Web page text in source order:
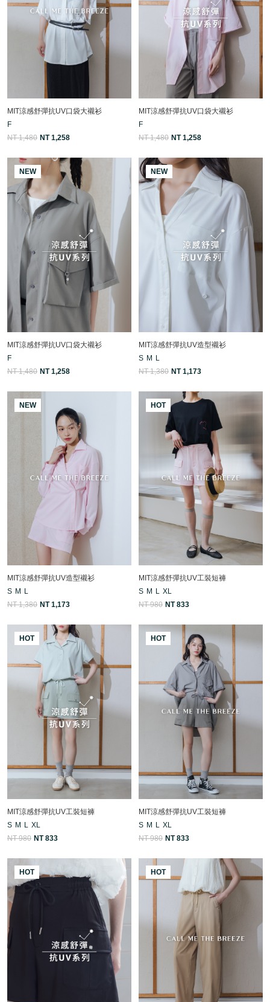
MIT涼感舒彈抗UV口袋大襯衫
F
NT 1,480 NT 1,258
MIT涼感舒彈抗UV口袋大襯衫
F
NT 1,480 NT 1,258
NEW
MIT涼感舒彈抗UV口袋大襯衫
F
NT 1,480 NT 1,258
NEW
MIT涼感舒彈抗UV造型襯衫
S M L
NT 1,380 NT 1,173
NEW
MIT涼感舒彈抗UV造型襯衫
S M
L
NT 1,380 NT 1,173
HOT
MIT涼感舒彈抗UV工裝短褲
S M L XL
NT 980 NT 833
HOT
MIT涼感舒彈抗UV工裝短褲
S M L
XL
NT 980 NT 833
HOT
MIT涼感舒彈抗UV工裝短褲
S M L
XL
NT 980 NT 833
HOT HOT